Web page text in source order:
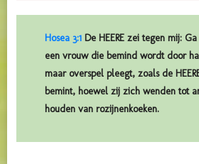
Hosea 3:1 De HEERE zei tegen mij:
een vrouw die bemind wordt door
maar overspel pleegt, zoals de
bemint, hoewel zij zich wenden tot
houden van rozijnenkoeken.